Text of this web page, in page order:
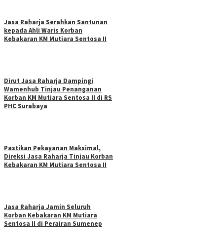
Jasa Raharja Serahkan Santunan
kepada Ahli Waris Korban
Kebakaran KM Mutiara Sentosa II
Dirut Jasa Raharja Dampingi
Wamenhub Tinjau Penanganan
Korban KM Mutiara Sentosa II di RS
PHC Surabaya
Pastikan Pekayanan Maksimal,
Direksi Jasa Raharja Tinjau Korban
Kebakaran KM Mutiara Sentosa II
Jasa Raharja Jamin Seluruh
Korban Kebakaran KM Mutiara
Sentosa II di Perairan Sumenep